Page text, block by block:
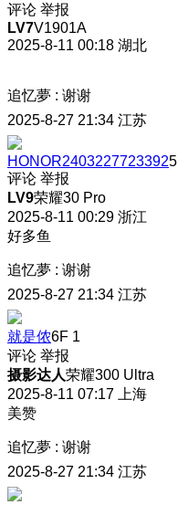
评论 举报
LV7V1901A
2025-8-11 00:18 湖北
追忆夢 : 谢谢
2025-8-27 21:34 江苏
HONOR2403227723392
评论 举报
LV9荣耀30 Pro
2025-8-11 00:29 浙江
好多鱼
追忆夢 : 谢谢
2025-8-27 21:34 江苏
就是侬6F 1
评论 举报
摄影达人荣耀300 Ultra
2025-8-11 07:17
上海
美赞
追忆夢 : 谢谢
2025-8-27 21:34 江苏